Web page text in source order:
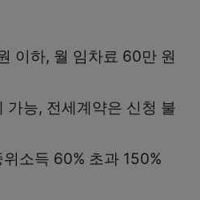
이하, 월 임차료 60만 원
가능, 전세계약은 신청 불
소득 60% 초과 150%